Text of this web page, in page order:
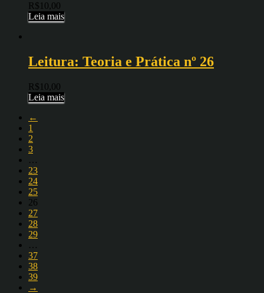
R$ 10,00
Leia mais
Leitura: Teoria e Prática nº 26
R$ 10,00
Leia mais
←
1
2
3
…
23
24
25
26
27
28
29
…
37
38
39
→